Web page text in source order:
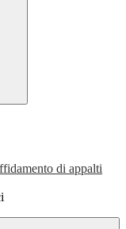
di appalti